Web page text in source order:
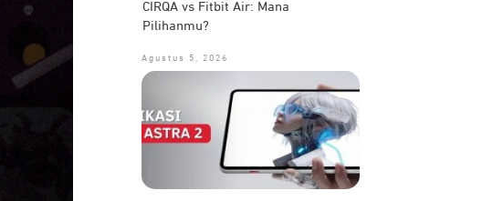
CIRQA vs Fitbit Air: Mana
Pilihanmu?
Agustus 5, 2026